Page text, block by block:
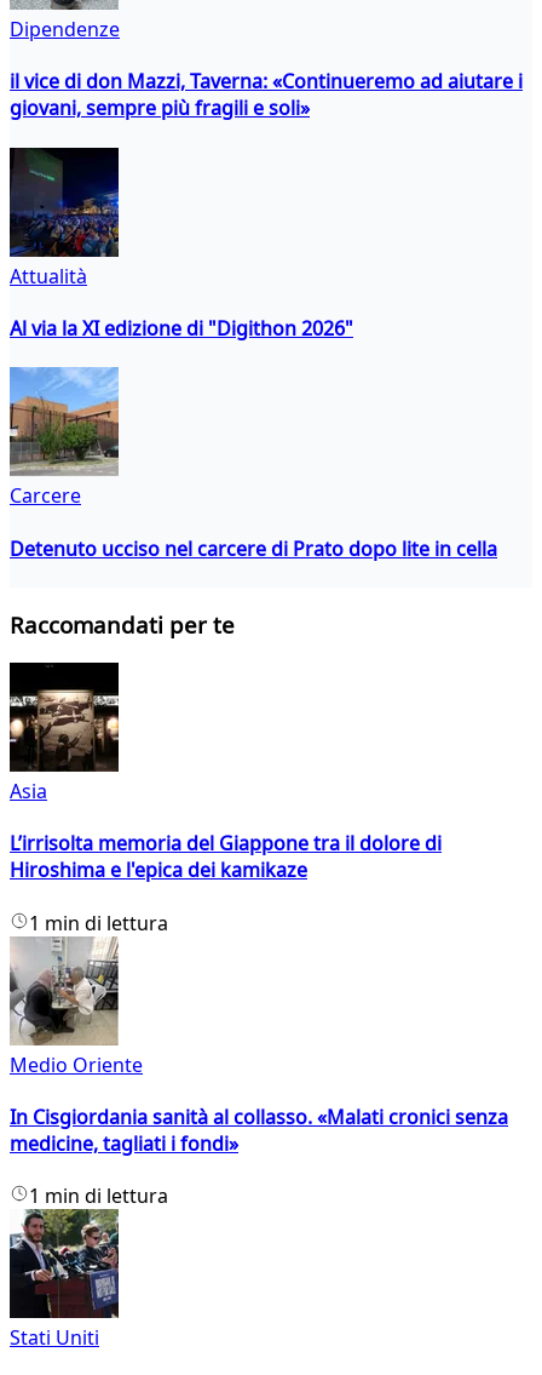
Dipendenze
il vice di don Mazzi, Taverna: «Continueremo ad aiutare i
giovani, sempre più fragili e soli»
Attualità
Al via la XI edizione di "Digithon 2026"
Carcere
Detenuto ucciso nel carcere di Prato dopo lite in cella
Raccomandati per te
Asia
L’irrisolta memoria del Giappone tra il dolore di
Hiroshima e l'epica dei kamikaze
1 min di lettura
Medio Oriente
In Cisgiordania sanità al collasso. «Malati cronici senza
medicine, tagliati i fondi»
1 min di lettura
Stati Uniti